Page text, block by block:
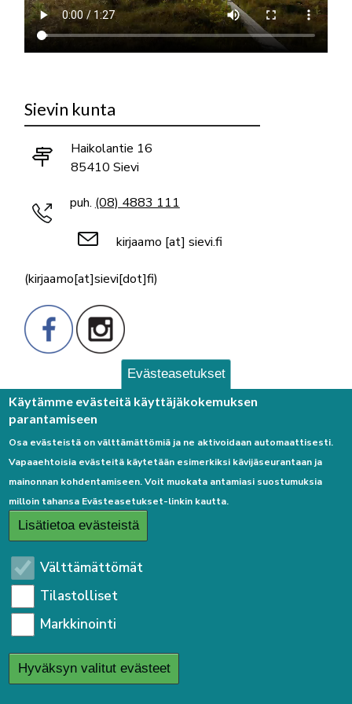
Sievin kunta
Haikolantie 16
85410 Sievi
puh. (08) 4883 111
kirjaamo [at] sievi.fi
(kirjaamo[at]sievi[dot]fi)
Palaute
Linkkejä
Etusivulle
Kirjaudu sisään
Saavutettavuusseloste
Sivukartta
Tietosuojaseloste
Evästeasetukset
Käytämme evästeitä käyttäjäkokemuksen
parantamiseen
Osa evästeistä on välttämättömiä ja ne aktivoidaan automaattisesti.
Vapaaehtoisia evästeitä käytetään esimerkiksi kävijäseurantaan ja
mainonnan kohdentamiseen. Voit muokata antamiasi suostumuksia
milloin tahansa Evästeasetukset-linkin kautta.
Lisätietoa evästeistä
Välttämättömät
Tilastolliset
Markkinointi
Hyväksyn valitut evästeet